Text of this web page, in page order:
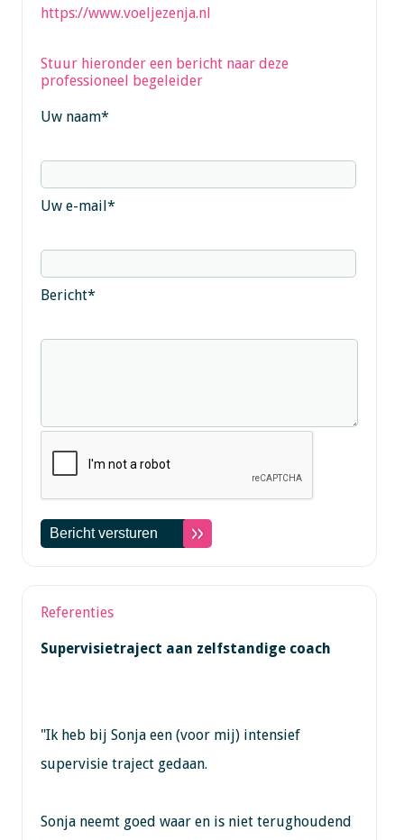
https://www.voeljezenja.nl
Stuur hieronder een bericht naar deze
professioneel begeleider
Uw naam*
Uw e-mail*
Bericht*
Referenties
Supervisietraject aan zelfstandige coach
"Ik heb bij Sonja een (voor mij) intensief
supervisie traject gedaan.
Sonja neemt goed waar en is niet terughoudend